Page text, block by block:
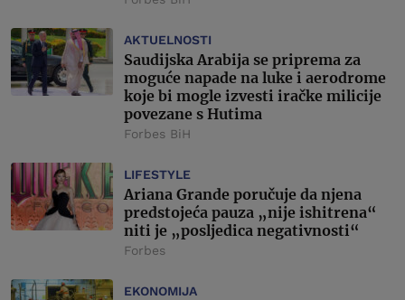
AKTUELNOSTI
Saudijska Arabija se priprema za
moguće napade na luke i aerodrome
koje bi mogle izvesti iračke milicije
povezane s Hutima
Forbes BiH
LIFESTYLE
Ariana Grande poručuje da njena
predstojeća pauza „nije ishitrena“
niti je „posljedica negativnosti“
Forbes
EKONOMIJA